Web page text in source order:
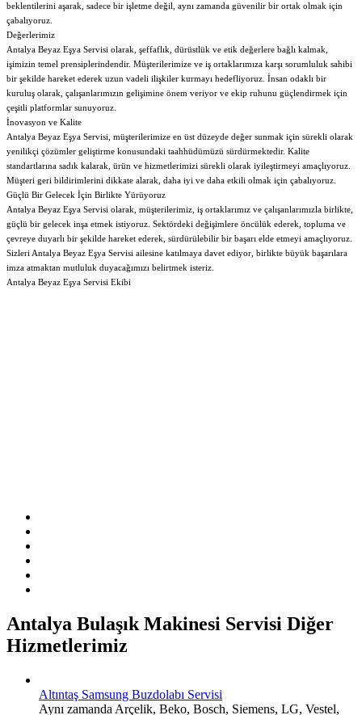
beklentilerini aşarak, sadece bir işletme değil, aynı zamanda güvenilir bir ortak olmak için
çabalıyoruz.
Değerlerimiz
Antalya Beyaz Eşya Servisi olarak, şeffaflık, dürüstlük ve etik değerlere bağlı kalmak,
işimizin temel prensiplerindendir. Müşterilerimize ve iş ortaklarımıza karşı sorumluluk sahibi
bir şekilde hareket ederek uzun vadeli ilişkiler kurmayı hedefliyoruz. İnsan odaklı bir
kuruluş olarak, çalışanlarımızın gelişimine önem veriyor ve ekip ruhunu güçlendirmek için
çeşitli platformlar sunuyoruz.
İnovasyon ve Kalite
Antalya Beyaz Eşya Servisi, müşterilerimize en üst düzeyde değer sunmak için sürekli olarak
yenilikçi çözümler geliştirme konusundaki taahhüdümüzü sürdürmektedir. Kalite
standartlarına sadık kalarak, ürün ve hizmetlerimizi sürekli olarak iyileştirmeyi amaçlıyoruz.
Müşteri geri bildirimlerini dikkate alarak, daha iyi ve daha etkili olmak için çabalıyoruz.
Güçlü Bir Gelecek İçin Birlikte Yürüyoruz
Antalya Beyaz Eşya Servisi olarak, müşterilerimiz, iş ortaklarımız ve çalışanlarımızla birlikte,
güçlü bir gelecek inşa etmek istiyoruz. Sektördeki değişimlere öncülük ederek, topluma ve
çevreye duyarlı bir şekilde hareket ederek, sürdürülebilir bir başarı elde etmeyi amaçlıyoruz.
Sizleri Antalya Beyaz Eşya Servisi ailesine katılmaya davet ediyor, birlikte büyük başarılara
imza atmaktan mutluluk duyacağımızı belirtmek isteriz.
Antalya Beyaz Eşya Servisi Ekibi
Antalya Bulaşık Makinesi Servisi Diğer
Hizmetlerimiz
Altıntaş Samsung Buzdolabı Servisi
Aynı zamanda Arçelik, Beko, Bosch, Siemens, LG, Vestel,